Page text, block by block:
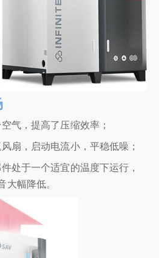
气，提高了压缩效率；
扇，启动电流小，平稳低噪；
处于一个适宜的温度下运行，
大幅降低。